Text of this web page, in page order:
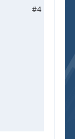
#4